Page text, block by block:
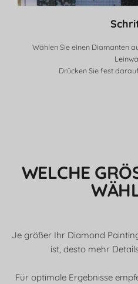
Wählen Sie einen Diamanten
Drücken Sie fest
WELCHE
Je größer Ihr Diamond
ist, desto mehr
Für optimale Ergebnisse